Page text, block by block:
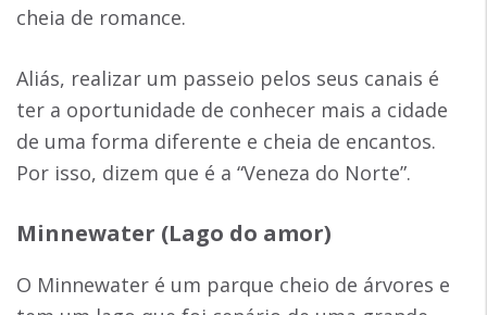
cheia de romance.
Aliás, realizar um passeio pelos seus canais é
ter a oportunidade de conhecer mais a cidade
de uma forma diferente e cheia de encantos.
Por isso, dizem que é a “Veneza do Norte”.
Minnewater (Lago do amor)
O Minnewater é um parque cheio de árvores e